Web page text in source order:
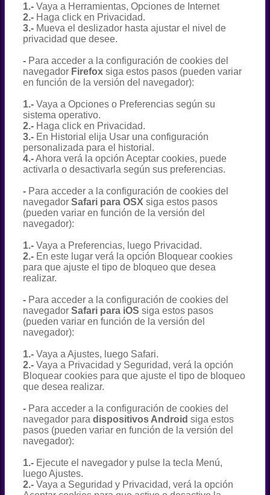
1.- Vaya a Herramientas, Opciones de Internet
2.- Haga click en Privacidad.
3.-Mueva el deslizador hasta ajustar el nivel de
privacidad que desee.
- Para acceder a la configuración de cookies del
navegador Firefoxsiga estos pasos (pueden variar
en función de la versión del navegador):
1.- Vaya a Opciones o Preferencias según su
sistema operativo.
2.- Haga click en Privacidad.
3.- En Historial elija Usar una configuración
personalizada para el historial.
4.-Ahora verá la opción Aceptar cookies, puede
activarla o desactivarla según sus preferencias.
- Para acceder a la configuración de cookies del
navegador Safari para OSX siga estos pasos
(pueden variar en función de la versión del
navegador):
1.- Vaya a Preferencias, luego Privacidad.
2.-En este lugar verá la opción Bloquear cookies
para que ajuste el tipo de bloqueo que desea
realizar.
- Para acceder a la configuración de cookies del
navegador Safari para iOS siga estos pasos
(pueden variar en función de la versión del
navegador):
1.- Vaya a Ajustes, luego Safari.
2.- Vaya a Privacidad y Seguridad, verá la opción
Bloquear cookies para que ajuste el tipo de bloqueo
que desea realizar.
- Para acceder a la configuración de cookies del
navegador para dispositivos Android siga estos
pasos (pueden variar en función de la versión del
navegador):
1.-Ejecute el navegador y pulse la tecla Menú,
luego Ajustes.
2.- Vaya a Seguridad y Privacidad, verá la opción